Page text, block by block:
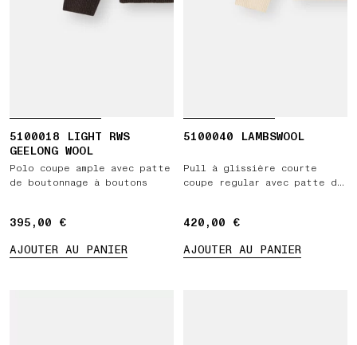
5100018 LIGHT RWS
GEELONG WOOL
Polo coupe ample avec patte
de boutonnage à boutons
395,00 €
395,00 €
AJOUTER AU PANIER
5100040 LAMBSWOOL
Pull à glissière courte
coupe regular avec patte de
420,00 €
420,00 €
AJOUTER AU PANIER